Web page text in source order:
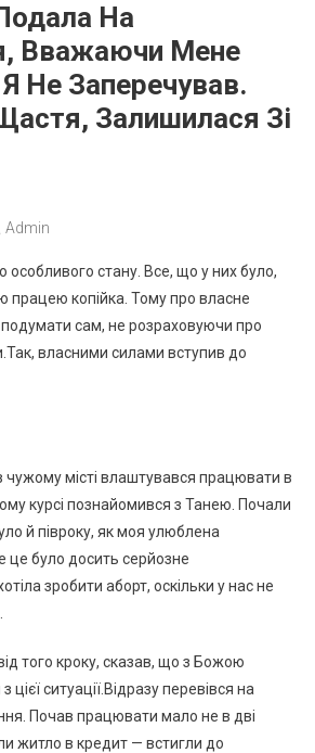
На
Вважаючи Мене
Не Заперечував.
Залишилася Зі
Admin
особливого стану. Все, що у них було,
працею копійка. Тому про власне
сам, не розраховуючи про
власними силами вступив до
чужому місті влаштувався працювати в
курсі познайомився з Танею. Почали
й півроку, як моя улюблена
це було досить серйозне
зробити аборт, оскільки у нас не
того кроку, сказав, що з Божою
ситуації.Відразу перевівся на
Почав працювати мало не в дві
житло в кредит — встигли до